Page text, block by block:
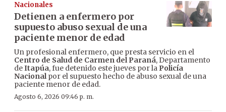
Nacionales
Detienen a enfermero por
supuesto abuso sexual de una
paciente menor de edad
Un profesional enfermero, que presta servicio en el
Centro de Salud de Carmen del Paraná, Departamento
deItapúa, fue detenido este jueves por la Policía
Nacionalpor el supuesto hecho de abuso sexual de una
paciente menor de edad.
Agosto 6, 2026 09:46 p. m.